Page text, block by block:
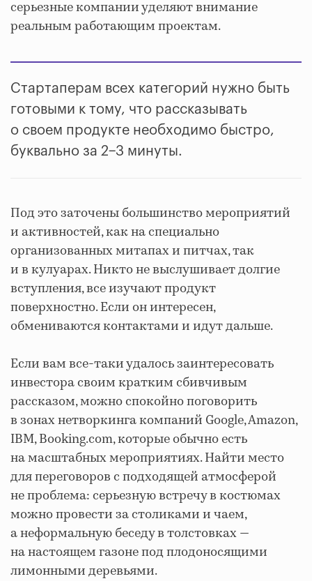
серьезные компании уделяют внимание
реальным работающим проектам.
Стартаперам всех категорий нужно быть
готовыми к тому, что рассказывать
о своем продукте необходимо быстро,
буквально за 2−3 минуты.
Под это заточены большинство мероприятий
и активностей, как на специально
организованных митапах и питчах, так
и в кулуарах. Никто не выслушивает долгие
вступления, все изучают продукт
поверхностно. Если он интересен,
обмениваются контактами и идут дальше.
Если вам все-таки удалось заинтересовать
инвестора своим кратким сбивчивым
рассказом, можно спокойно поговорить
в зонах нетворкинга компаний Google, Amazon,
IBM, Booking.com, которые обычно есть
на масштабных мероприятиях. Найти место
для переговоров с подходящей атмосферой
не проблема: серьезную встречу в костюмах
можно провести за столиками и чаем,
а неформальную беседу в толстовках —
на настоящем газоне под плодоносящими
лимонными деревьями.